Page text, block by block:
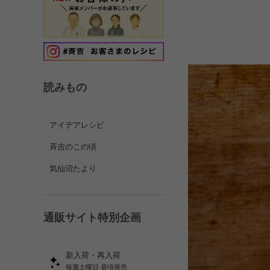
読みもの
アイデアレシピ
斉吉のこの頃
気仙沼たより
通販サイト特別企画
新入荷・再入荷
毎週土曜日 昼頃発売